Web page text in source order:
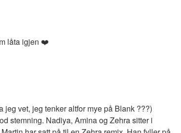
låta igjen ❤️
jeg vet, jeg tenker altfor mye på Blank ???)
stemning. Nadiya, Amina og Zehra sitter i